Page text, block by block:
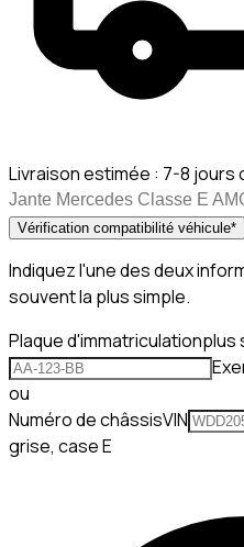
Livraison estimée : 7-8 jours
Jante Mercedes Classe E
Vérification compatibilité véhicule*
Indiquez l'une des deux
souvent la plus simple.
Plaque d'immatriculationplus
ou
Numéro de châssisVIN
grise, case E